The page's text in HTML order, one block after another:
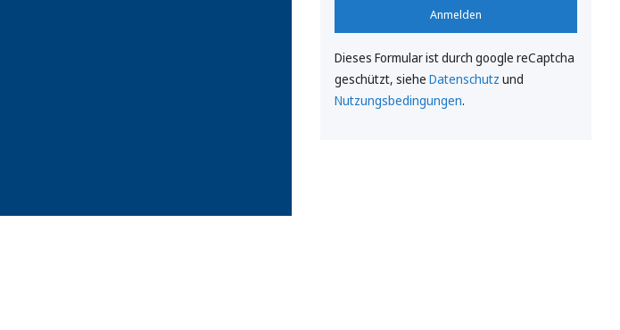
Anmelden
Dieses Formular ist durch google reCaptcha
geschützt, siehe Datenschutz und
Nutzungsbedingungen.